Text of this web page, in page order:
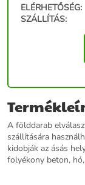
ELÉRHETŐSÉG:
SZÁLLÍTÁS:
A földdarab
szállítására
kidobják az ásás
folyékony beton,